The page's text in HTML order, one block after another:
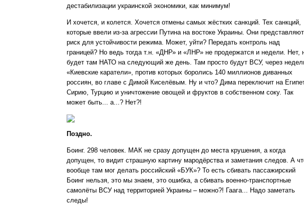
дестабилизации украинской экономики, как минимум!
И хочется, и колется. Хочется отмены самых жёстких санкций. Тех санкций,
которые ввели из-за агрессии Путина на востоке Украины. Они представляют
риск для устойчивости режима. Может, уйти? Передать контроль над
границей? Но ведь тогда т.н. «ДНР» и «ЛНР» не продержатся и недели. Нет,
будет там НАТО на следующий же день. Там просто будут ВСУ, через
«Киевские каратели», против которых боролись 140 миллионов диванных
россиян, во главе с Димой Киселёвым. Ну и что? Дима переключит на
Сирию, Турцию и уничтожение овощей и фруктов в собственном соку. Так
может быть... а...? Нет?!
Поздно.
Боинг. 298 человек. МАК не сразу допущен до места крушения, а когда
допущен, то видит страшную картину мародёрства и заметания следов. А
вообще там мог делать российский «БУК»? То есть сбивать пассажирский
Боинг нельзя, это мы знаем, это ошибка, а сбивать военно-транспортные
самолёты ВСУ над территорией Украины – можно?! Гаага... Надо заметать
следы!